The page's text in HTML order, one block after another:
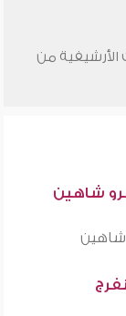
الأرشيفية من
شاهين